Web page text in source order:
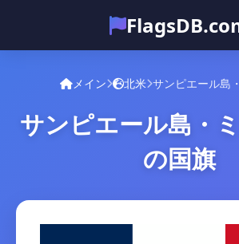
メイン
クイズ
メイン 北米 サンピエール島
サンピエール島・
の国旗